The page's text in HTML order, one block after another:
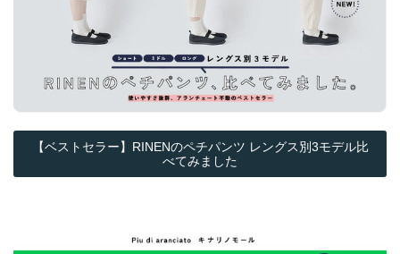
【ベストセラー】RINENのペチパンツ レングス別3モデル比
べてみました